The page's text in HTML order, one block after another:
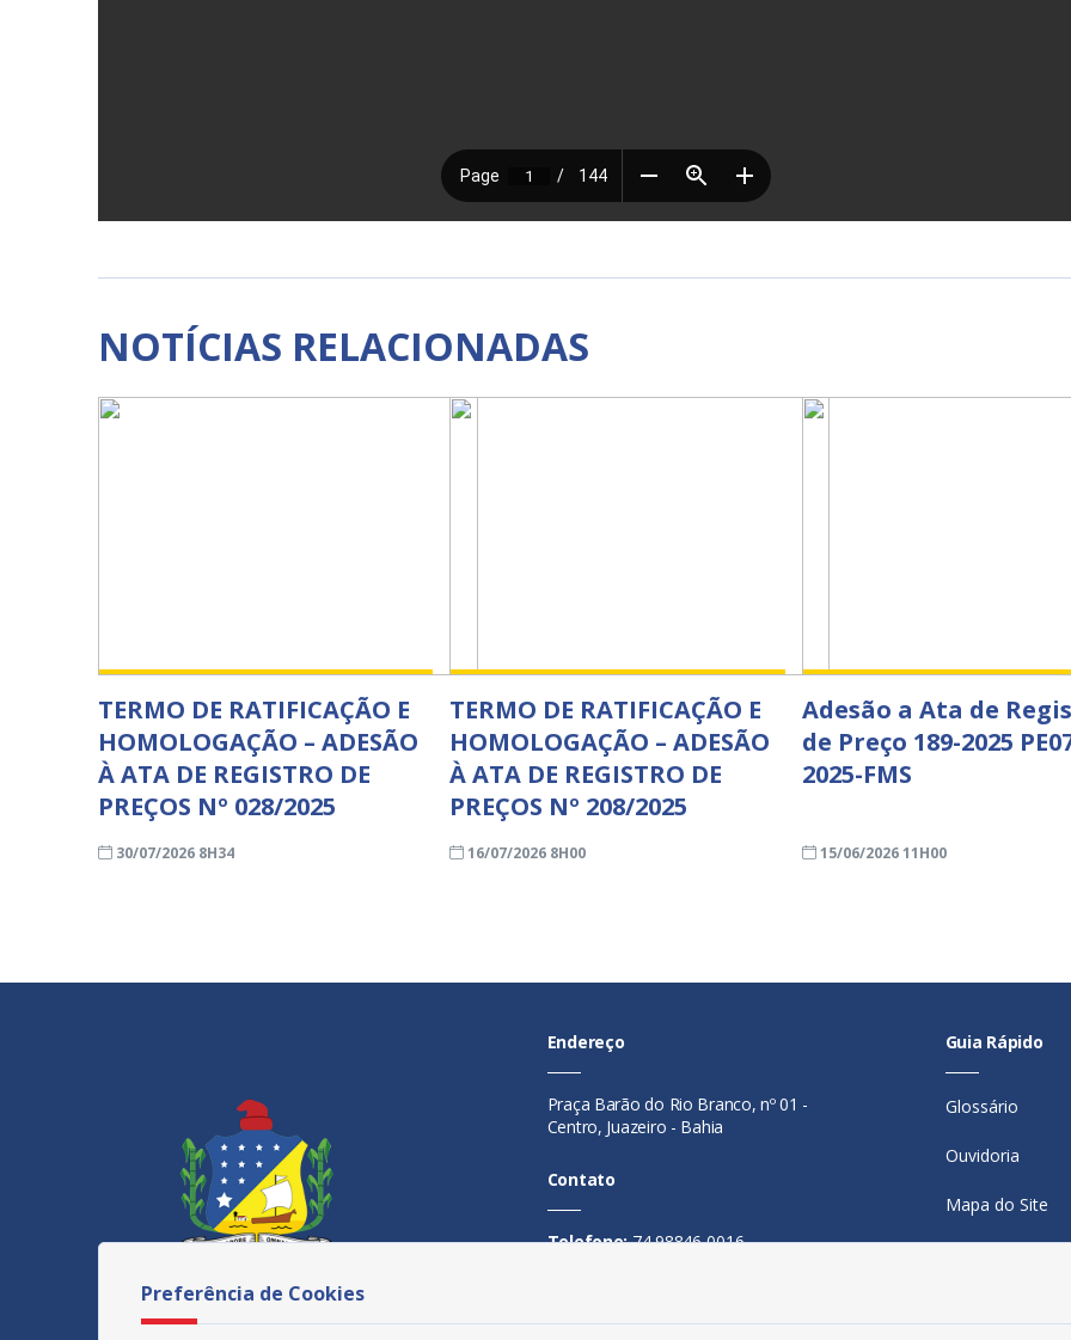
NOTÍCIAS RELACIONADAS
TERMO DE RATIFICAÇÃO E
HOMOLOGAÇÃO – ADESÃO
À ATA DE REGISTRO DE
PREÇOS Nº 028/2025
30/07/2026 8H34
TERMO DE RATIFICAÇÃO E
HOMOLOGAÇÃO – ADESÃO
À ATA DE REGISTRO DE
PREÇOS Nº 208/2025
16/07/2026 8H00
Adesão a Ata de
de Preço 189-2025
2025-FMS
15/06/2026 11H00
Endereço
Praça Barão do Rio Branco, nº 01 -
Centro, Juazeiro - Bahia
Contato
Telefone:74 98846-0016
Guia Rápido
Glossário
Ouvidoria
Mapa do Site
Preferência de Cookies